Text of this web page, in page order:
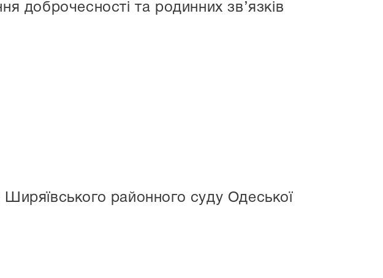
доброчесності та родинних зв’язків
районного суду Одеської